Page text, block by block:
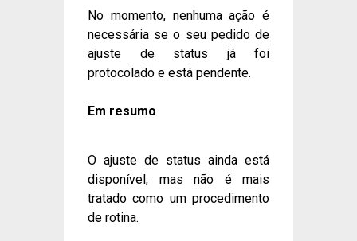
No momento, nenhuma ação é
necessária se o seu pedido de
ajuste de status já foi
protocolado e está pendente.
Em resumo
O ajuste de status ainda está
disponível, mas não é mais
tratado como um procedimento
de rotina.